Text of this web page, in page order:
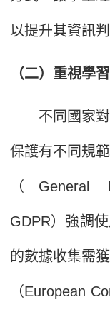
以提升其資訊
（二）重視學
不同國家對
保護有不同規
（General
GDPR）強調
的數據收集需
（European